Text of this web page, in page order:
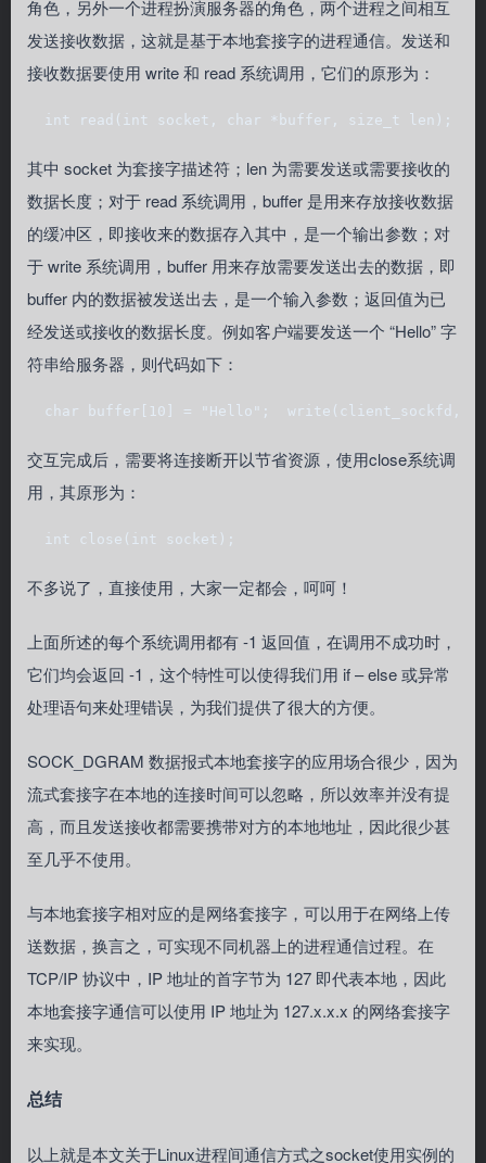
角色，另外一个进程扮演服务器的角色，两个进程之间相互
发送接收数据，这就是基于本地套接字的进程通信。发送和
接收数据要使用 write 和 read 系统调用，它们的原形为：
int read(int socket, char *buffer, size_t len);
其中 socket 为套接字描述符；len 为需要发送或需要接收的
数据长度；对于 read 系统调用，buffer 是用来存放接收数据
的缓冲区，即接收来的数据存入其中，是一个输出参数；对
于 write 系统调用，buffer 用来存放需要发送出去的数据，即
buffer 内的数据被发送出去，是一个输入参数；返回值为已
经发送或接收的数据长度。例如客户端要发送一个 “Hello” 字
符串给服务器，则代码如下：
char buffer[10] = "Hello";  write(client_sockfd,
交互完成后，需要将连接断开以节省资源，使用close系统调
用，其原形为：
  int close(int socket);
不多说了，直接使用，大家一定都会，呵呵！
上面所述的每个系统调用都有 -1 返回值，在调用不成功时，
它们均会返回 -1，这个特性可以使得我们用 if – else 或异常
处理语句来处理错误，为我们提供了很大的方便。
SOCK_DGRAM 数据报式本地套接字的应用场合很少，因为
流式套接字在本地的连接时间可以忽略，所以效率并没有提
高，而且发送接收都需要携带对方的本地地址，因此很少甚
至几乎不使用。
与本地套接字相对应的是网络套接字，可以用于在网络上传
送数据，换言之，可实现不同机器上的进程通信过程。在
TCP/IP 协议中，IP 地址的首字节为 127 即代表本地，因此
本地套接字通信可以使用 IP 地址为 127.x.x.x 的网络套接字
来实现。
总结
以上就是本文关于Linux进程间通信方式之socket使用实例的